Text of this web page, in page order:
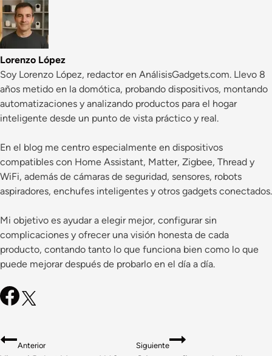
entrada:
Lorenzo López
Soy Lorenzo López, redactor en AnálisisGadgets.com. Llevo 8
años metido en la domótica, probando dispositivos, montando
automatizaciones y analizando productos para el hogar
inteligente desde un punto de vista práctico y real.
En el blog me centro especialmente en dispositivos
compatibles con Home Assistant, Matter, Zigbee, Thread y
WiFi, además de cámaras de seguridad, sensores, robots
aspiradores, enchufes inteligentes y otros gadgets conectados.
Mi objetivo es ayudar a elegir mejor, configurar sin
complicaciones y ofrecer una visión honesta de cada
producto, contando tanto lo que funciona bien como lo que
puede mejorar después de probarlo en el día a día.
Navegación
Anterior Siguiente